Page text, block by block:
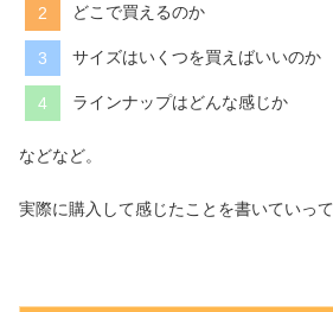
どこで買えるのか
サイズはいくつを買えばいいのか
ラインナップはどんな感じか
などなど。
実際に購入して感じたことを書いていって